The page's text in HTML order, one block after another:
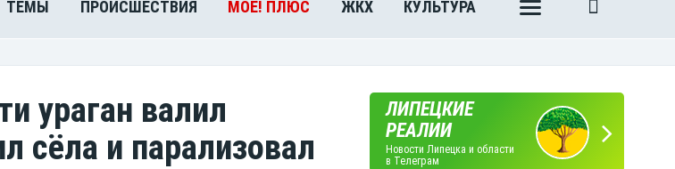
ТЕМЫ ПРОИСШЕСТВИЯ МОЁ! ПЛЮС ЖКХ КУЛЬТУРА
ураган валил
сёла и парализовал
ЛИПЕЦКИЕ
РЕАЛИИ
Новости Липецка и области
в Телеграм
ПОГОДА
В ЛИПЕЦКЕ
ГОРОСКОП
НА КАЖДЫЙ ДЕНЬ